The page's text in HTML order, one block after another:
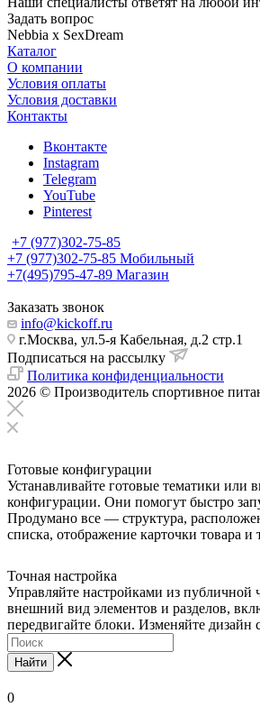
Задать вопрос
Nebbia x SexDream
Каталог
О компании
Условия оплаты
Условия доставки
Контакты
Вконтакте
Instagram
Telegram
YouTube
Pinterest
+7 (977)302-75-85
+7 (977)302-75-85 Мобильный
+7(495)795-47-89 Магазин
Заказать звонок
info@kickoff.ru
г.Москва, ул.5-я Кабельная, д.2 стр.1
Подписаться на рассылку
Политика конфиденциальности
2026 © Производитель спортивное
Готовые конфигурации
Устанавливайте готовые тематики или
конфигурации. Они помогут быстро
Продумано все — структура,
списка, отображение карточки товара и
Точная настройка
Управляйте настройками из публичной
внешний вид элементов и разделов,
передвигайте блоки. Изменяйте дизайн
Найти
0